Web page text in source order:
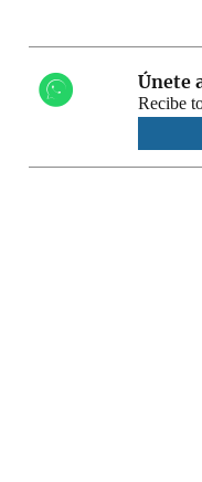
Únete
Recibe